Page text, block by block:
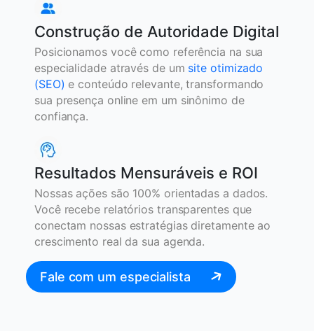
Construção de Autoridade Digital
Posicionamos você como referência na sua
especialidade através de um site otimizado
(SEO) e conteúdo relevante, transformando
sua presença online em um sinônimo de
confiança.
Resultados Mensuráveis e ROI
Nossas ações são 100% orientadas a dados.
Você recebe relatórios transparentes que
conectam nossas estratégias diretamente ao
crescimento real da sua agenda.
Fale com um especialista